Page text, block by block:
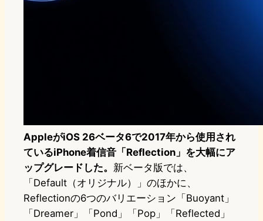
AppleがiOS 26ベータ6で2017年から使用され
ているiPhone着信音「Reflection」を大幅にア
ップグレードした。 新ベータ版では、
「Default（オリジナル）」のほかに、
Reflectionの6つのバリエーション「Buoyant」
「Dreamer」「Pond」「Pop」「Reflected」